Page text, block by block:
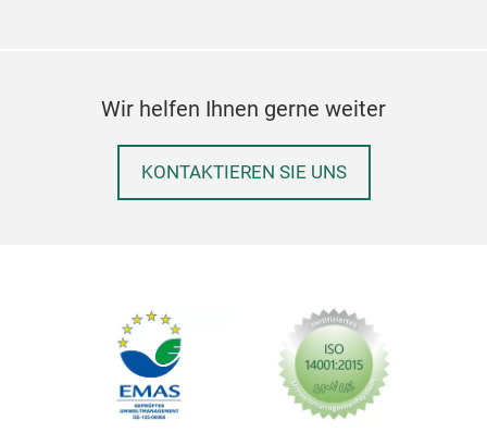
Wir helfen Ihnen gerne weiter
KONTAKTIEREN SIE UNS